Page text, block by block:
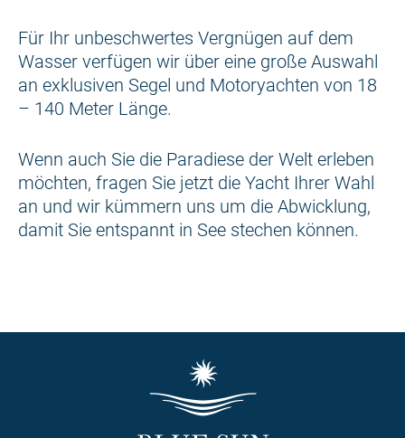
Für Ihr unbeschwertes Vergnügen auf dem
Wasser verfügen wir über eine große Auswahl
an exklusiven Segel und Motoryachten von 18
– 140 Meter Länge.
Wenn auch Sie die Paradiese der Welt erleben
möchten, fragen Sie jetzt die Yacht Ihrer Wahl
an und wir kümmern uns um die Abwicklung,
damit Sie entspannt in See stechen können.